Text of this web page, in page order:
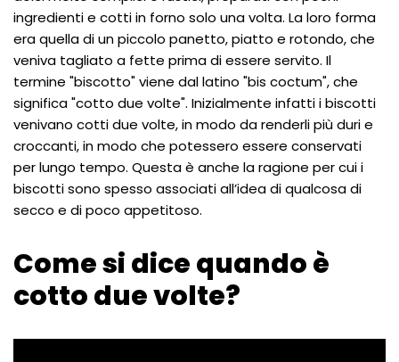
ingredienti e cotti in forno solo una volta. La loro forma
era quella di un piccolo panetto, piatto e rotondo, che
veniva tagliato a fette prima di essere servito. Il
termine "biscotto" viene dal latino "bis coctum", che
significa "cotto due volte". Inizialmente infatti i biscotti
venivano cotti due volte, in modo da renderli più duri e
croccanti, in modo che potessero essere conservati
per lungo tempo. Questa è anche la ragione per cui i
biscotti sono spesso associati all’idea di qualcosa di
secco e di poco appetitoso.
Come si dice quando è
cotto due volte?